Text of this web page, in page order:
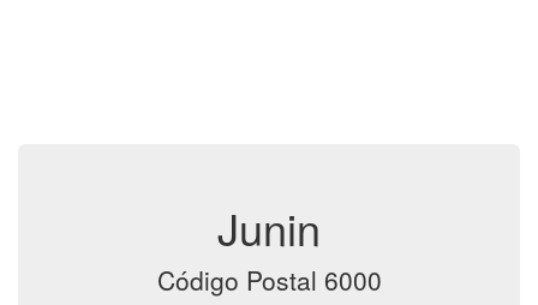
Junin
Código Postal 6000